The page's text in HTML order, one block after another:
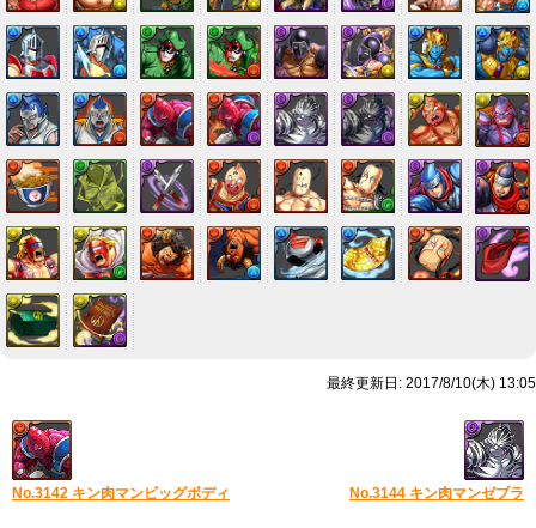
最終更新日: 2017/8/10(木) 13:05
No.3142 キン肉マンビッグボディ No.3144 キン肉マンゼブラ